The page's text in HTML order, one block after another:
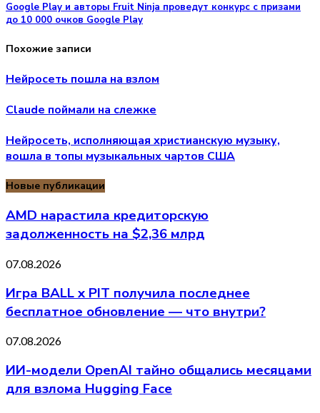
Google Play и авторы Fruit Ninja проведут конкурс с призами
до 10 000 очков Google Play
Похожие записи
Нейросеть пошла на взлом
Claude поймали на слежке
Нейросеть, исполняющая христианскую музыку,
вошла в топы музыкальных чартов США
Новые публикации
AMD нарастила кредиторскую
задолженность на $2,36 млрд
07.08.2026
Игра BALL x PIT получила последнее
бесплатное обновление — что внутри?
07.08.2026
ИИ-модели OpenAI тайно общались месяцами
для взлома Hugging Face